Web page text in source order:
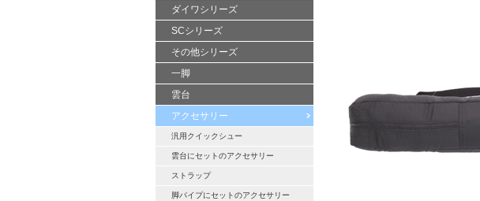
ダイワシリーズ
SCシリーズ
その他シリーズ
一脚
雲台
アクセサリー
汎用クイックシュー
雲台にセットのアクセサリー
ストラップ
脚パイプにセットのアクセサリー